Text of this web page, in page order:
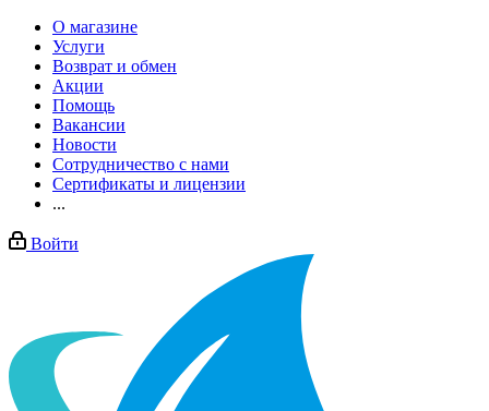
О магазине
Услуги
Возврат и обмен
Акции
Помощь
Вакансии
Новости
Сотрудничество с нами
Сертификаты и лицензии
...
Войти